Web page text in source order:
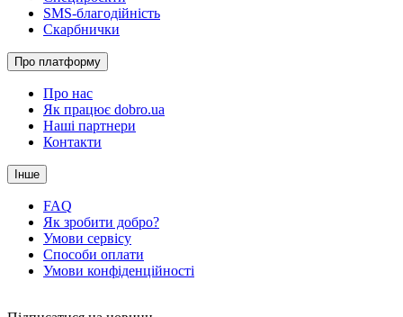
SMS-благодійність
Скарбнички
Про платформу
Про нас
Як працює dobro.ua
Наші партнери
Контакти
Інше
FAQ
Як зробити добро?
Умови сервісу
Способи оплати
Умови конфіденційності